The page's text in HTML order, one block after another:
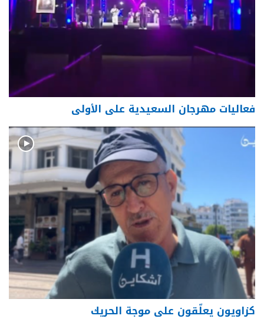
فعاليات مهرجان السعيدية على الأولى
كزاويون يعلّقون على موجة الحريك